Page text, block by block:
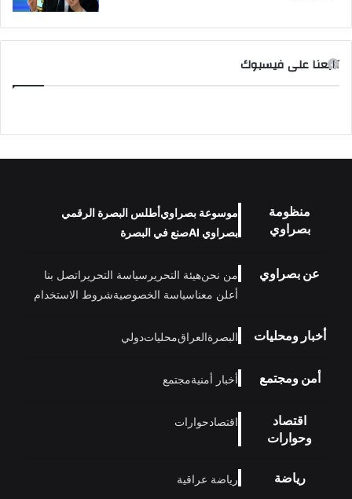
تابعنا على فيسبوك
منظومة
بصراوي
موسوعة بصراويأطلس البصرة الرقمي
بصراوي AI
صنع في البصرة
عن بصراوي من نحنهيئة التحرير سياسة التحرير اتصل بنا
أعلن معناسياسة الخصوصيةشروط الاستخدام
أخبار ومحليات البصرةالعراقمحلياتدولي
أمن ومجتمع أخبار أمنيةمجتمع
اقتصاد
وحوارات
اقتصادحوارات
رياضة رياضة عراقية